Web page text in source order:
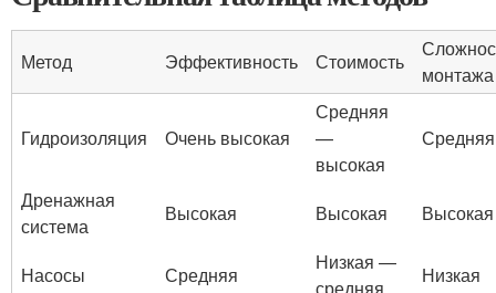
Метод Эффективность Стоимость
монтажа
Гидроизоляция Очень высокая
Средняя
—
высокая
Средняя
Дренажная
система
Высокая Высокая Высокая
Насосы Средняя
Низкая —
Низкая